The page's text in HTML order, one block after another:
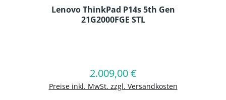
Lenovo ThinkPad P14s 5th Gen
21G2000FGE STL
Regulärer Preis:
2.009,00 €
Preise inkl. MwSt. zzgl. Versandkosten
In den Warenkorb